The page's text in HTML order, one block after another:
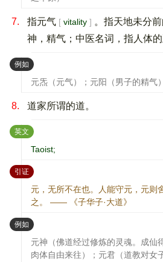
7. 指元气 vitality
。指天地未分
神，精气；中医名词，指人体的
例如 ：
元炁（元气）；元阳（男子的精气）
8. 道家所谓的道。
英文 ：
Taoist;
引证：
元，无所不在也。人能守元，元则
之。 —— 《子华子·大道》
例如 ：
元神（佛道经过修炼的灵魂。成仙
肉体自由来往）；元君（道教对女